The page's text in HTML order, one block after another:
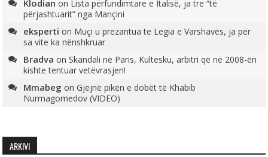
Klodian on Lista përfundimtare e Italisë, ja tre “të
përjashtuarit” nga Mançini
eksperti on Muçi u prezantua te Legia e Varshavës, ja për
sa vite ka nënshkruar
Bradva onSkandali në Paris, Kultesku, arbitri që në 2008-ën
kishte tentuar vetëvrasjen!
Mmabeg onGjejnë pikën e dobët të Khabib
Nurmagomedov (VIDEO)
ARKIVI